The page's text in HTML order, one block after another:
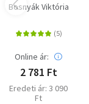
Bosnyák Viktória
Online ár:
2 781 Ft
Eredeti ár: 3 090
Ft